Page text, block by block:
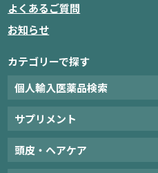
よくあるご質問
お知らせ
カテゴリーで探す
個人輸入医薬品検索
サプリメント
頭皮・ヘアケア